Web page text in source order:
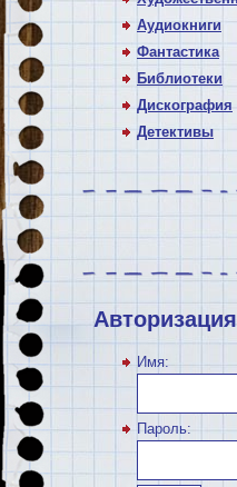
Аудиокниги
Фантастика
Библиотеки
Дискография
Детективы
Авторизация
Имя:
Пароль: